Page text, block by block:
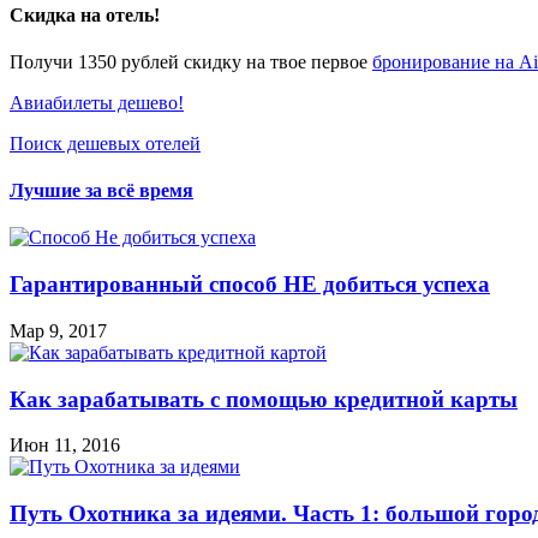
Скидка на отель!
Получи 1350 рублей скидку на твое первое бронирование на
Авиабилеты дешево!
Поиск дешевых отелей
Лучшие за всё время
Гарантированный способ НЕ добиться успеха
Мар 9, 2017
Как зарабатывать с помощью кредитной карты
Июн 11, 2016
Путь Охотника за идеями. Часть 1: большой